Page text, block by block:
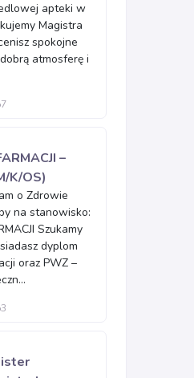
apteki w
Magistra
spokojne
atmosferę i
–
K/OS)
o Zdrowie
na stanowisko:
Szukamy
dyplom
oraz PWZ –